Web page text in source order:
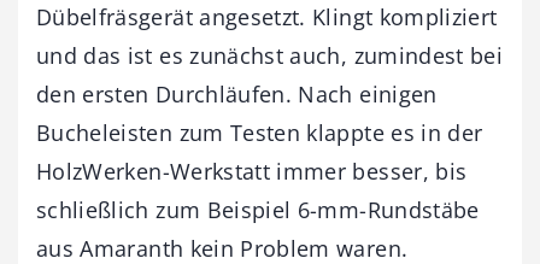
Dübelfräsgerät angesetzt. Klingt kompliziert
und das ist es zunächst auch, zumindest bei
den ersten Durchläufen. Nach einigen
Bucheleisten zum Testen klappte es in der
HolzWerken-Werkstatt immer besser, bis
schließlich zum Beispiel 6-mm-Rundstäbe
aus Amaranth kein Problem waren.